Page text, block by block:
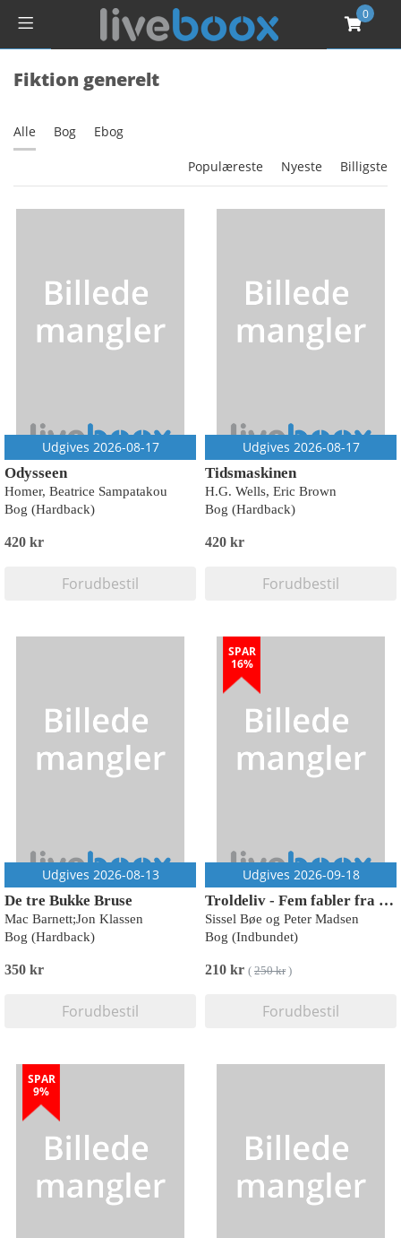
0
Fiktion generelt
Alle Bog Ebog
Populæreste Nyeste Billigste
Udgives 2026-08-17
Odysseen
Homer, Beatrice Sampatakou
Bog (Hardback)
420 kr
Forudbestil
Udgives 2026-08-17
Tidsmaskinen
H.G. Wells, Eric Brown
Bog (Hardback)
420 kr
Forudbestil
Udgives 2026-08-13
De tre Bukke Bruse
Mac Barnett;Jon Klassen
Bog (Hardback)
350 kr
Forudbestil
SPAR
16%
Udgives 2026-09-18
Troldeliv - Fem fabler fra vildmarken
Sissel Bøe og Peter Madsen
Bog (Indbundet)
210 kr ( 250 kr)
Forudbestil
SPAR
9%